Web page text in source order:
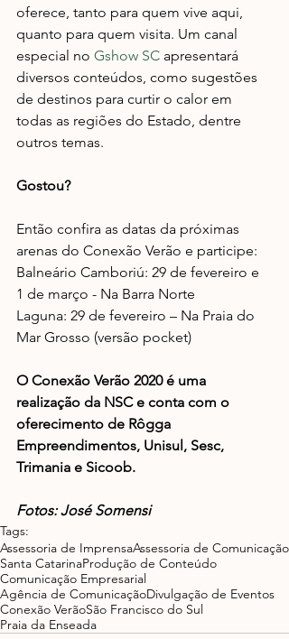
oferece, tanto para quem vive aqui,
quanto para quem visita. Um canal
especial no Gshow SC apresentará
diversos conteúdos, como sugestões
de destinos para curtir o calor em
todas as regiões do Estado, dentre
outros temas.
Gostou?
Então confira as datas da próximas
arenas do Conexão Verão e participe:
Balneário Camboriú: 29 de fevereiro e
1 de março - Na Barra Norte
Laguna: 29 de fevereiro – Na Praia do
Mar Grosso (versão pocket)
O Conexão Verão 2020 é uma
realização da NSC e conta com o
oferecimento de Rôgga
Empreendimentos, Unisul, Sesc,
Trimania e Sicoob.
Fotos: José Somensi
Tags:
Assessoria de ImprensaAssessoria de Comunicação
Santa CatarinaProdução de Conteúdo
Comunicação Empresarial
Agência de ComunicaçãoDivulgação de Eventos
Conexão VerãoSão Francisco do Sul
Praia da Enseada